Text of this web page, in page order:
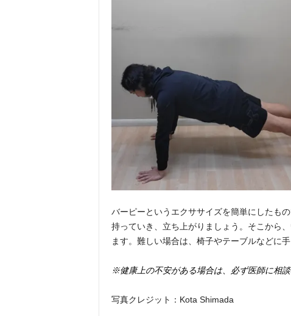
バーピーというエクササイズを簡単にしたも
持っていき、立ち上がりましょう。そこから
ます。難しい場合は、椅子やテーブルなどに手
※健康上の不安がある場合は、必ず医師に相
写真クレジット：Kota Shimada